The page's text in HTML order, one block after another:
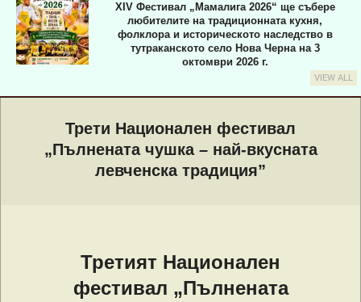
XIV Фестивал „Мамалига 2026“ ще събере
любителите на традиционната кухня,
фолклора и историческото наследство в
тутраканското село Нова Черна на 3
октомври 2026 г.
VIEW ALL
Трети Национален фестивал
„Пълнената чушка – най-вкусната
левченска традиция”
Третият Национален
фестивал „Пълнената